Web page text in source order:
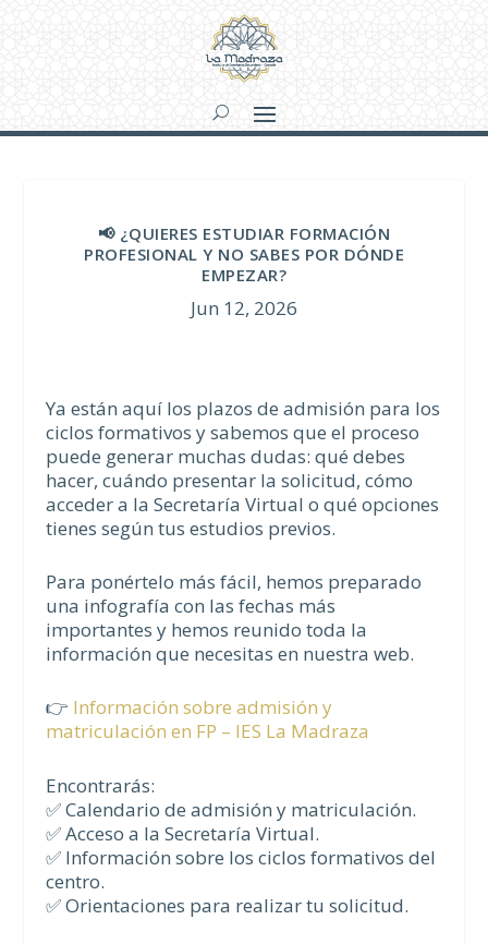
📢 ¿QUIERES ESTUDIAR FORMACIÓN
PROFESIONAL Y NO SABES POR DÓNDE
EMPEZAR?
Jun 12, 2026
Ya están aquí los plazos de admisión para los
ciclos formativos y sabemos que el proceso
puede generar muchas dudas: qué debes
hacer, cuándo presentar la solicitud, cómo
acceder a la Secretaría Virtual o qué opciones
tienes según tus estudios previos.
Para ponértelo más fácil, hemos preparado
una infografía con las fechas más
importantes y hemos reunido toda la
información que necesitas en nuestra web.
👉 Información sobre admisión y
matriculación en FP – IES La Madraza
Encontrarás:
✅ Calendario de admisión y matriculación.
✅ Acceso a la Secretaría Virtual.
✅ Información sobre los ciclos formativos del
centro.
✅ Orientaciones para realizar tu solicitud.